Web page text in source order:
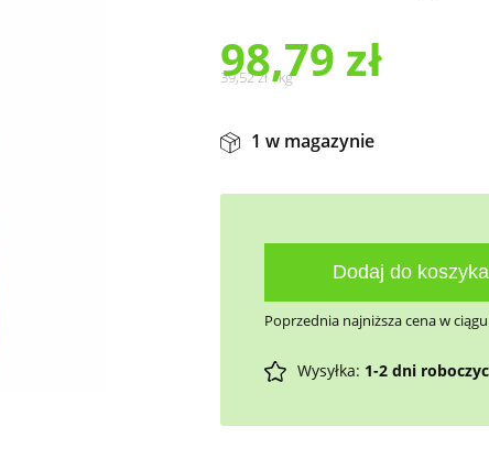
98,79 zł
39,52zł /kg
1 w magazynie
Dodaj do koszyka
Poprzednia najniższa cena w
Wysyłka: 1-2 dni